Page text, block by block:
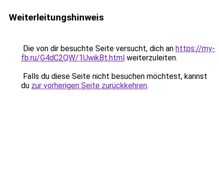
Weiterleitungshinweis
Die von dir besuchte Seite versucht, dich an https://my-
fb.ru/G4dC2QW/1UwikBt.html weiterzuleiten.
Falls du diese Seite nicht besuchen möchtest, kannst
du zur vorherigen Seite zurückkehren.